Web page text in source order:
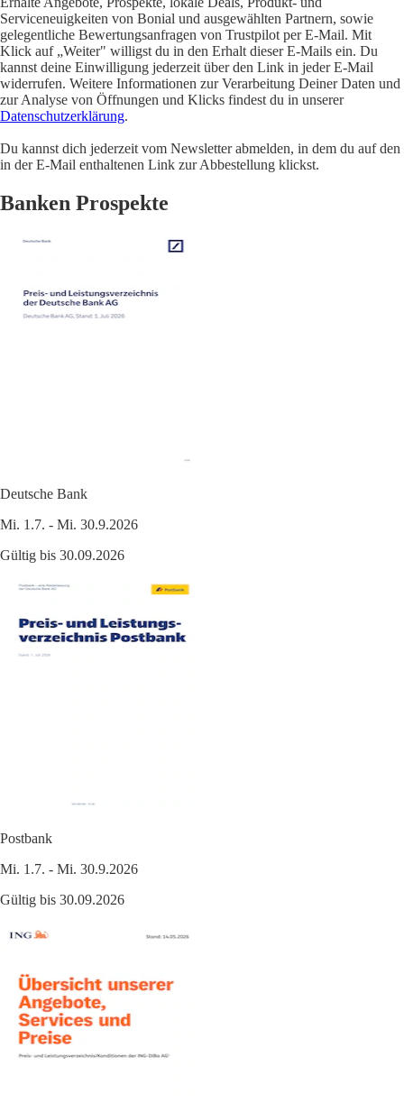
Serviceneuigkeiten von Bonial und ausgewählten Partnern, sowie
gelegentliche Bewertungsanfragen von Trustpilot per E-Mail. Mit
Klick auf „Weiter" willigst du in den Erhalt dieser E-Mails ein. Du
kannst deine Einwilligung jederzeit über den Link in jeder E-Mail
widerrufen. Weitere Informationen zur Verarbeitung Deiner Daten und
zur Analyse von Öffnungen und Klicks findest du in unserer
Datenschutzerklärung.
Du kannst dich jederzeit vom Newsletter abmelden, in dem du auf den
in der E-Mail enthaltenen Link zur Abbestellung klickst.
Banken Prospekte
Deutsche Bank
Mi. 1.7. - Mi. 30.9.2026
Gültig bis 30.09.2026
Postbank
Mi. 1.7. - Mi. 30.9.2026
Gültig bis 30.09.2026